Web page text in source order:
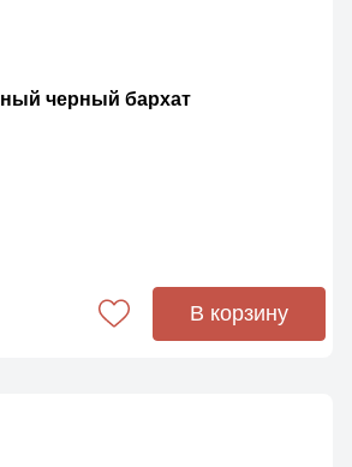
черный бархат
В корзину